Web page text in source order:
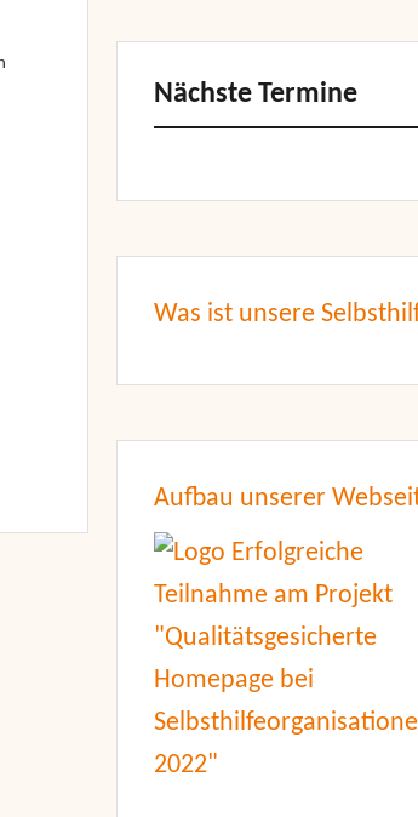
Nächste Termine
Was ist unsere
Aufbau unserer